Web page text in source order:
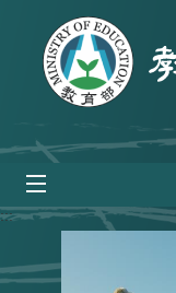
跳到主要內容區塊
:::